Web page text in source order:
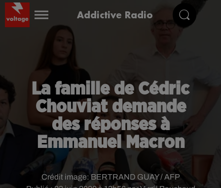
Addictive Radio
La famille de Cédric
Chouviat demande
des réponses à
Emmanuel Macron
Crédit image: BERTRAND GUAY / AFP